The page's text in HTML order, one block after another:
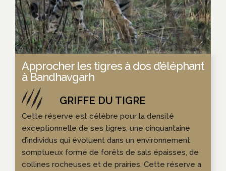
Approcher les tigres à dos d’éléphant
à Bandhavgarh
Cette réserve est célèbre pour la densité
exceptionnelle de ses tigres, une cinquantaine
d’individus qui évoluent dans un environnement
somptueux formé de forêts de sals épaisses, de
collines rocheuses et de prairies. Cette réserve a